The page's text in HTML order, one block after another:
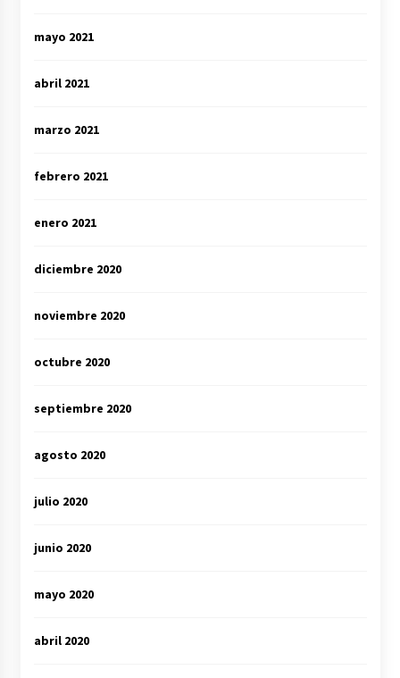
mayo 2021
abril 2021
marzo 2021
febrero 2021
enero 2021
diciembre 2020
noviembre 2020
octubre 2020
septiembre 2020
agosto 2020
julio 2020
junio 2020
mayo 2020
abril 2020